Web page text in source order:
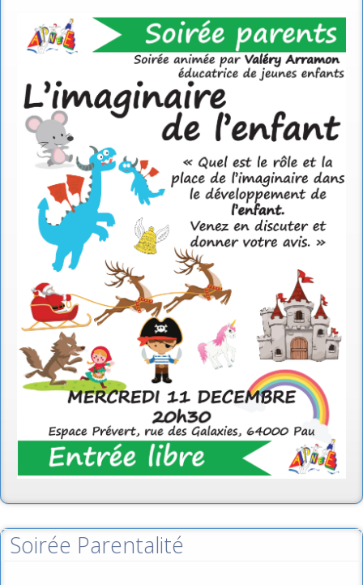
Soirée Parentalité